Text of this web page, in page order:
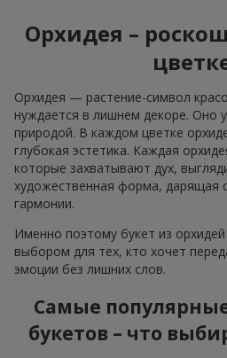
Орхидея –
Орхидея — растение-символ
нуждается в лишнем декоре. Оно
природой. В каждом цветке
глубокая эстетика. Каждая
которые захватывают дух,
художественная форма, дарящая
гармонии.
Именно поэтому букет из
выбором для тех, кто хочет
эмоции без лишних слов.
Самые
букетов – что